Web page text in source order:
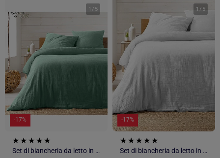
1 / 5
-17%
Set di biancheria da letto in garza di cotone
1 / 5
-17%
Set di biancheria da letto in garza di cotone